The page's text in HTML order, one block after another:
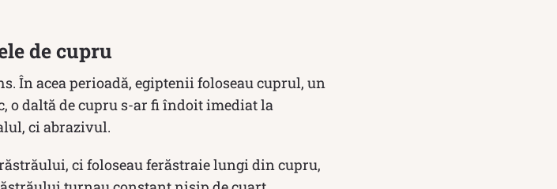
de cupru
În acea perioadă, egiptenii foloseau cuprul, un
o daltă de cupru s-ar fi îndoit imediat la
ci abrazivul.
ci foloseau ferăstraie lungi din cupru,